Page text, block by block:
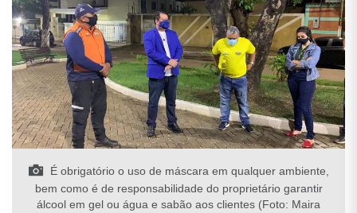
É obrigatório o uso de máscara em qualquer ambiente,
bem como é de responsabilidade do proprietário garantir
álcool em gel ou água e sabão aos clientes (Foto: Maira